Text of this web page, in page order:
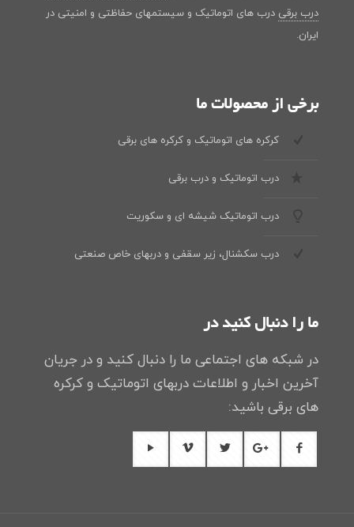
درب برقی درب های اتوماتیک و سیستمهای حفاظتی و امنیتی در
ایران.
برخی از محصولات ما
کرکره های اتوماتیک و کرکره های برقی
درب اتوماتیک و درب برقی
درب اتوماتیک شیشه ای و سکوریت
درب سکشنال، زیر سقفی و دربهای خاص صنعتی
ما را دنبال کنید در
در شبکه های اجتماعی ما را دنبال کنید و در جریان
آخرین اخبار و اطلاعات دربهای اتوماتیک و کرکره
های برقی باشید: